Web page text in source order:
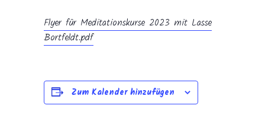
Flyer für Meditationskurse 2023 mit Lasse
Bortfeldt.pdf
Zum Kalender hinzufügen